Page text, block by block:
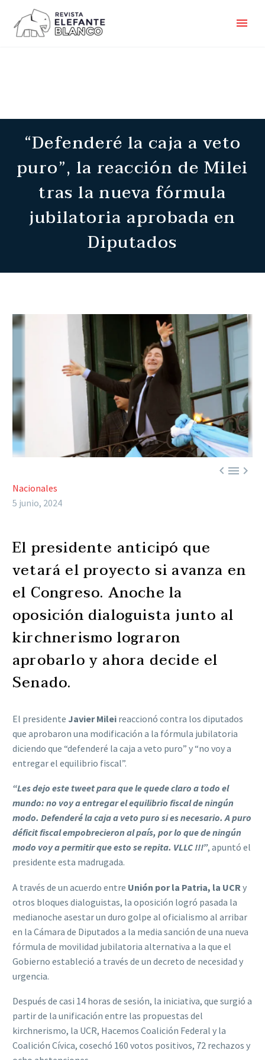
“Defenderé la caja a veto
puro”, la reacción de Milei
tras la nueva fórmula
jubilatoria aprobada en
Diputados

Nacionales
5 junio, 2024
El presidente anticipó que
vetará el proyecto si avanza en
el Congreso. Anoche la
oposición dialoguista junto al
kirchnerismo lograron
aprobarlo y ahora decide el
Senado.
El presidente Javier Milei reaccionó contra los diputados
que aprobaron una modificación a la fórmula jubilatoria
diciendo que “defenderé la caja a veto puro” y “no voy a
entregar el equilibrio fiscal”.
“Les dejo este tweet para que le quede claro a todo el
mundo: no voy a entregar el equilibrio fiscal de ningún
modo. Defenderé la caja a veto puro si es necesario. A puro
déficit fiscal empobrecieron al país, por lo que de ningún
modo voy a permitir que esto se repita. VLLC !!!”, apuntó el
presidente esta madrugada.
A través de un acuerdo entre Unión por la Patria, la UCR y
otros bloques dialoguistas, la oposición logró pasada la
medianoche asestar un duro golpe al oficialismo al arribar
en la Cámara de Diputados a la media sanción de una nueva
fórmula de movilidad jubilatoria alternativa a la que el
Gobierno estableció a través de un decreto de necesidad y
urgencia.
Después de casi 14 horas de sesión, la iniciativa, que surgió a
partir de la unificación entre las propuestas del
kirchnerismo, la UCR, Hacemos Coalición Federal y la
Coalición Cívica, cosechó 160 votos positivos, 72 rechazos y